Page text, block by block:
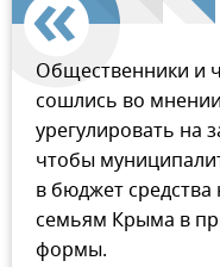
Общественники и
сошлись во
урегулировать на
чтобы
в бюджет
семьям Крыма в
формы.